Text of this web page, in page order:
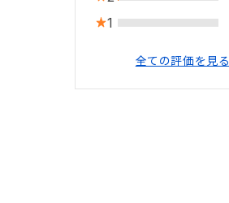
1
全ての評価を見る